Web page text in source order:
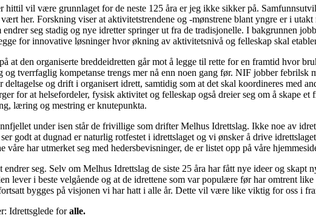
hittil vil være grunnlaget for de neste 125 åra er jeg ikke sikker på.
her. Forskning viser at aktivitetstrendene og -mønstrene blant yngre er i
endrer seg stadig og nye idretter springer ut fra de tradisjonelle. I bakgrunnen
for innovative løsninger hvor økning av aktivitetsnivå og felleskap skal
at den organiserte breddeidretten går mot å legge til rette for en framtid hvor
og tverrfaglig kompetanse trengs mer nå enn noen gang før. NIF jobber febrilsk
deltagelse og drift i organisert idrett, samtidig som at det skal koordineres med
for at helsefordeler, fysisk aktivitet og felleskap også dreier seg om å skape
læring og mestring er knutepunkta.
under isen står de frivillige som drifter Melhus Idrettslag. Ikke noe av
godt at dugnad er naturlig rotfestet i idrettslaget og vi ønsker å drive
våre har utmerket seg med hedersbevisninger, de er listet opp på våre
endrer seg. Selv om Melhus Idrettslag de siste 25 åra har fått nye ideer og skapt
lever i beste velgående og at de idrettene som var populære før har omtrent
bygges på visjonen vi har hatt i alle år. Dette vil være like viktig for oss i
Idrettsglede foralle.